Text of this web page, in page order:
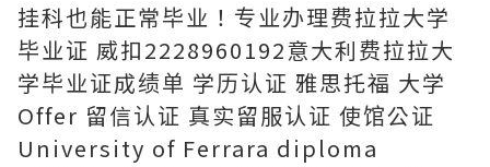
挂科也能正常毕业！专业办理费拉拉大学
毕业证 威扣2228960192意大利费拉拉大
学毕业证成绩单 学历认证 雅思托福 大学
Offer 留信认证 真实留服认证 使馆公证
University of Ferrara diploma